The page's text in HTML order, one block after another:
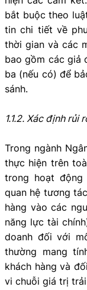
bắt buộc theo
tin chi tiết về
thời gian và các
bao gồm các giả
ba (nếu có) để
sánh.
1.1.2. Xác định
Trong ngành
thực hiện trên
trong hoạt động
quan hệ tương
hàng vào các
năng lực tài
doanh đối với
thường mang
khách hàng và
vi chuỗi giá trị